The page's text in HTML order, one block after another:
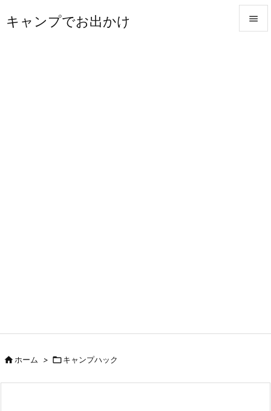
キャンプでお出かけ 
ホーム > キャンプハック